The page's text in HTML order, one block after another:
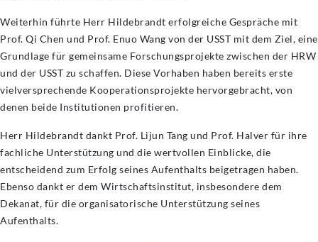
Weiterhin führte Herr Hildebrandt erfolgreiche Gespräche mit
Prof. Qi Chen und Prof. Enuo Wang von der USST mit dem Ziel, eine
Grundlage für gemeinsame Forschungsprojekte zwischen der HRW
und der USST zu schaffen. Diese Vorhaben haben bereits erste
vielversprechende Kooperationsprojekte hervorgebracht, von
denen beide Institutionen profitieren.
Herr Hildebrandt dankt Prof. Lijun Tang und Prof. Halver für ihre
fachliche Unterstützung und die wertvollen Einblicke, die
entscheidend zum Erfolg seines Aufenthalts beigetragen haben.
Ebenso dankt er dem Wirtschaftsinstitut, insbesondere dem
Dekanat, für die organisatorische Unterstützung seines
Aufenthalts.